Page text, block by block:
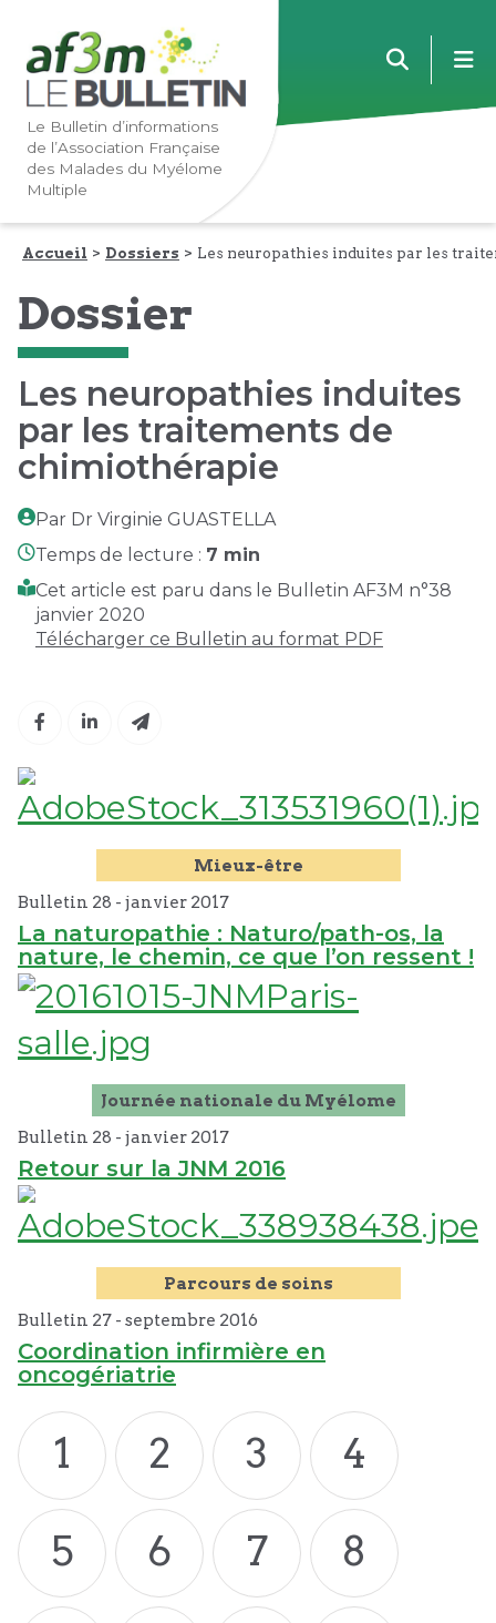
Lien
vers
navigation
principale
Lien
vers
contenu
principal
Le Bulletin d’informations
de l’Association Française
des Malades du Myélome
Multiple
Accueil Dossiers Les neuropathies induites par les
Dossier
Les neuropathies induites
par les traitements de
chimiothérapie
Par Dr Virginie GUASTELLA
Temps de lecture : 7 min
Cet article est paru dans le Bulletin AF3M n°38
janvier 2020
Télécharger ce Bulletin au format PDF
Mieux-être
Bulletin 28 - janvier 2017
La naturopathie : Naturo/path-os, la
nature, le chemin, ce que l’on ressent !
Journée nationale du Myélome
Bulletin 28 - janvier 2017
Retour sur la JNM 2016
Parcours de soins
Bulletin 27 - septembre 2016
Coordination infirmière en
oncogériatrie
1 2 3
4
5
6 7
8